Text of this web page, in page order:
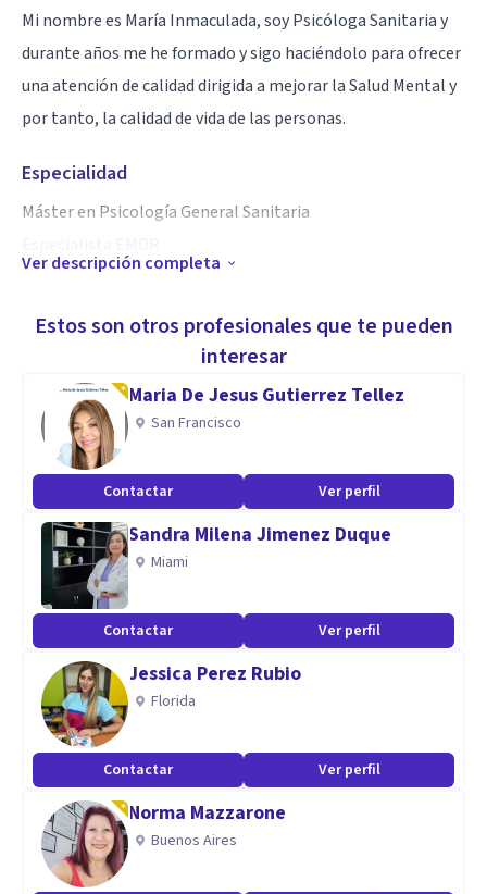
Mi nombre es María Inmaculada, soy Psicóloga Sanitaria y
durante años me he formado y sigo haciéndolo para ofrecer
una atención de calidad dirigida a mejorar la Salud Mental y
por tanto, la calidad de vida de las personas.
Especialidad
Máster en Psicología General Sanitaria
incondicional hacia mis pacientes, mi capacidad de escucha
en cada sesión.
Aptitudes
Como Psicóloga Sanitaria puedo atender toda
sintomatología relacionada con la Salud Mental, como
pueden ser: ansiedad, depresión, trastornos del estado de
ánimo... Y un largo etcétera.
Además, desde una visión integradora, orientada por la
Terapia Cognitivo - Conductual y la Terapia Sistémica
trabajo con parejas y familias.
Ver descripción completa
Estos son otros profesionales que te pueden
interesar
Maria De Jesus Gutierrez Tellez
San Francisco
Contactar Ver perfil
Sandra Milena Jimenez Duque
Miami
Contactar Ver perfil
Jessica Perez Rubio
Florida
Contactar Ver perfil
Norma Mazzarone
Buenos Aires